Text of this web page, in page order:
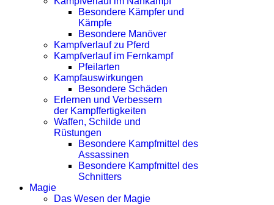
Besondere Kämpfer und
Kämpfe
Besondere Manöver
Kampfverlauf zu Pferd
Kampfverlauf im Fernkampf
Pfeilarten
Kampfauswirkungen
Besondere Schäden
Erlernen und Verbessern
der Kampffertigkeiten
Waffen, Schilde und
Rüstungen
Besondere Kampfmittel des
Assassinen
Besondere Kampfmittel des
Schnitters
Magie
Das Wesen der Magie